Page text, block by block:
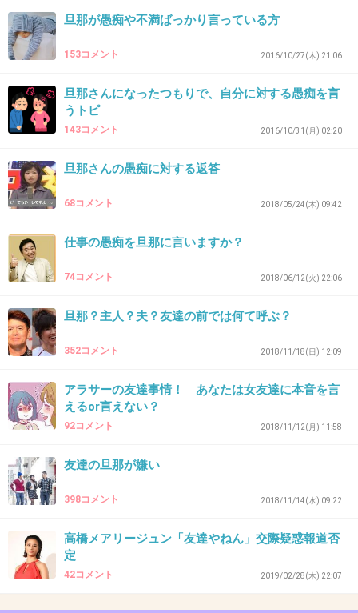
とした事でも｢ていうよりもー｣って訂正してきたり、人は
人自分は自分を徹底してて融通きかない人が多い。
かり通そうとする人って逆に怖い。
+3 -0
33. 匿名2019/04/04(木) 18:40:15
のもある。自分の実家そばに住んでなにかと入り浸りなの
に、年に盆と正月に義実家ちょっといくだけでずっと文句
言ってるとか。
た
-0
34. 匿名2019/04/04(木) 18:46:37
痴言ってる。
同棲してる時からボロカスで、うんうん聞いてたんだけど
愚痴が全然止まらなくて、お酒も料理も不味く感じてきて
方が良いって言ったら
でも俺の人生だし…。
ただ聞くだけなのも時間と労力の無駄です。
旦那が愚痴や不満ばっかり言っている方
153コメント 2016/10/27(木) 21:06
旦那さんになったつもりで、自分に対する愚痴を言
うトピ
143コメント 2016/10/31(月) 02:20
旦那さんの愚痴に対する返答
68コメント 2018/05/24(木) 09:42
仕事の愚痴を旦那に言いますか？
74コメント 2018/06/12(火) 22:06
旦那？主人？夫？友達の前では何て呼ぶ？
352コメント 2018/11/18(日) 12:09
アラサーの友達事情！ あなたは女友達に本音を言
えるor言えない？
92コメント 2018/11/12(月) 11:58
友達の旦那が嫌い
398コメント 2018/11/14(水) 09:22
高橋メアリージュン「友達やねん」交際疑惑報道否
定
42コメント 2019/02/28(木) 22:07